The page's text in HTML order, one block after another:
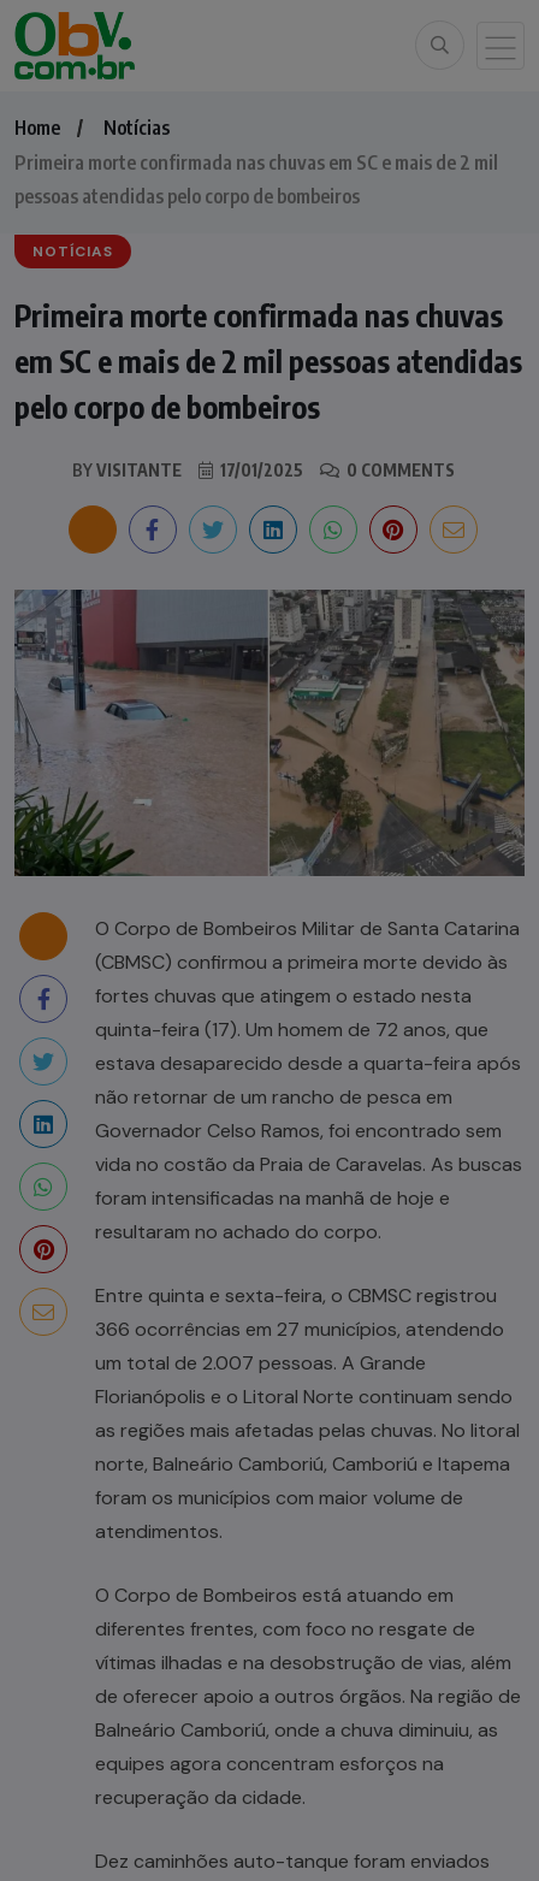
Home
Notícias
Primeira morte confirmada nas chuvas em SC e mais de 2 mil
pessoas atendidas pelo corpo de bombeiros
NOTÍCIAS
Primeira morte confirmada nas chuvas
em SC e mais de 2 mil pessoas atendidas
pelo corpo de bombeiros
BYVISITANTE 17/01/2025 0 COMMENTS
O Corpo de Bombeiros Militar de Santa Catarina
(CBMSC) confirmou a primeira morte devido às
fortes chuvas que atingem o estado nesta
quinta-feira (17). Um homem de 72 anos, que
estava desaparecido desde a quarta-feira após
não retornar de um rancho de pesca em
Governador Celso Ramos, foi encontrado sem
vida no costão da Praia de Caravelas. As buscas
foram intensificadas na manhã de hoje e
resultaram no achado do corpo.
Entre quinta e sexta-feira, o CBMSC registrou
366 ocorrências em 27 municípios, atendendo
um total de 2.007 pessoas. A Grande
Florianópolis e o Litoral Norte continuam sendo
as regiões mais afetadas pelas chuvas. No litoral
norte, Balneário Camboriú, Camboriú e Itapema
foram os municípios com maior volume de
atendimentos.
O Corpo de Bombeiros está atuando em
diferentes frentes, com foco no resgate de
vítimas ilhadas e na desobstrução de vias, além
de oferecer apoio a outros órgãos. Na região de
Balneário Camboriú, onde a chuva diminuiu, as
equipes agora concentram esforços na
recuperação da cidade.
Dez caminhões auto-tanque foram enviados